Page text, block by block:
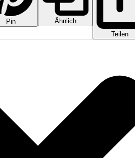
Pin
Ähnlich
Teilen